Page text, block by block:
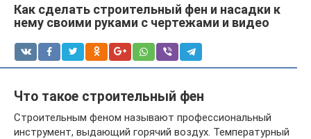
Как сделать строительный фен и насадки к
нему своими руками с чертежами и видео
Что такое строительный фен
Строительным феном называют профессиональный
инструмент, выдающий горячий воздух. Температурный